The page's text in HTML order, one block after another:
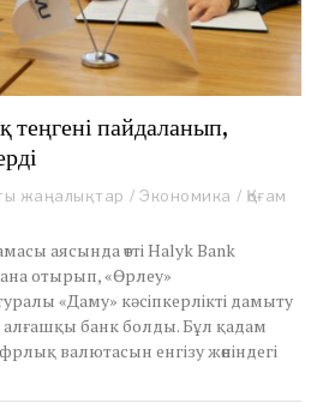
пайдаланып,
жаңалықтар / Экономика / Қоғам
аясында өтті Halyk Bank
отырып, «Өрлеу»
«Даму» кәсіпкерлікті дамыту
алғашқы банк болды. Бұл қадам
валютасын енгізу жөніндегі